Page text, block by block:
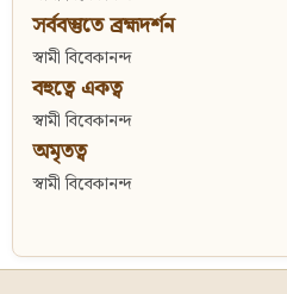
সর্ববস্তুতে ব্রহ্মদর্শন
স্বামী বিবেকানন্দ
বহুত্বে একত্ব
স্বামী বিবেকানন্দ
অমৃতত্ব
স্বামী বিবেকানন্দ